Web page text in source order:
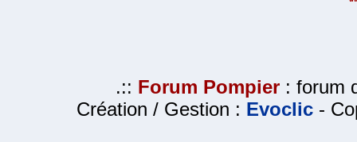
.:: Forum Pompier : forum
Création / Gestion : Evoclic -